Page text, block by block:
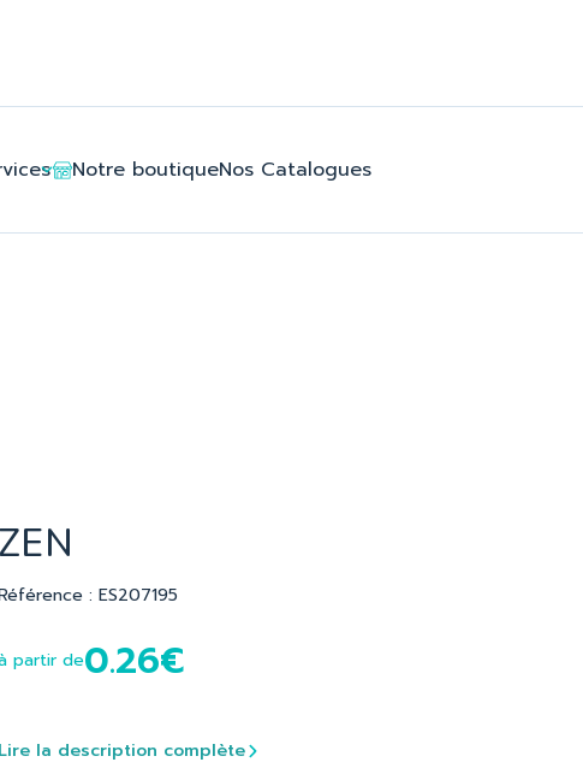
Notre boutiqueNos Catalogues
ZEN
: ES207195
partir de0.26€
Lire la description complète